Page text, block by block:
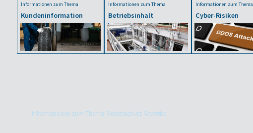
Informationen zum Thema
Kundeninformation
Informationen zum Thema
Betriebsinhalt
Informationen zum Thema
Cyber-Risiken
Informationen zum Thema: Rechtsschutz Gewerbe